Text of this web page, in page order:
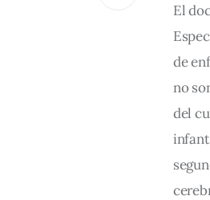
El
de
no
del